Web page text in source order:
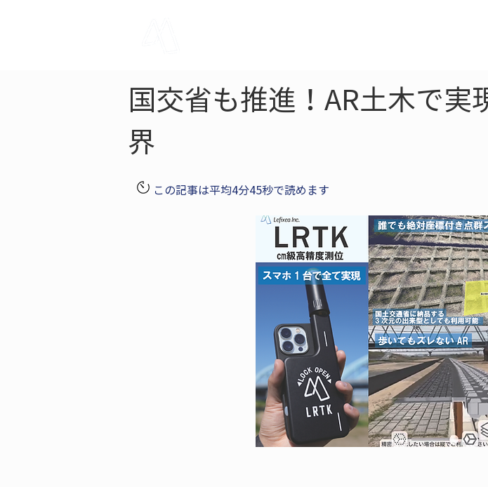
国交省も推進！AR土木で
界
この記事は平均4分45秒で読めます